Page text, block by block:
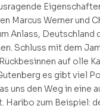
Marcus Werner und
Anlass, Deutschland
Schluss mit dem
auf olle
es gibt viel
uns den Weg in eine
Haribo zum Beispiel: